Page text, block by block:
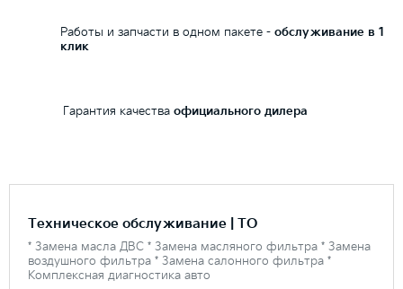
Работы и запчасти в одном пакете - обслуживание в 1
клик
Гарантия качества официального дилера
Техническое обслуживание | ТО
* Замена масла ДВС * Замена масляного фильтра * Замена
воздушного фильтра * Замена салонного фильтра *
Комплексная диагностика авто